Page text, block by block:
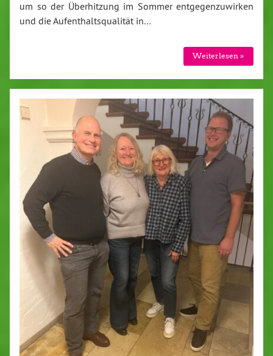
um so der Überhitzung im Sommer entgegenzuwirken
und die Aufenthaltsqualität in…
Weiterlesen »